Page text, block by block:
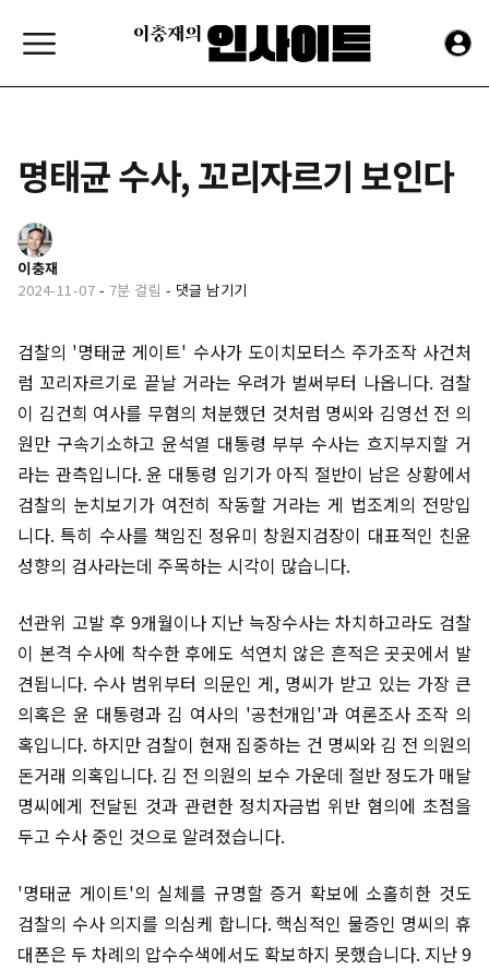
명태균 수사, 꼬리자르기 보인다
이충재
2024-11-07 - 7분 걸림 - 댓글 남기기
검찰의 '명태균 게이트' 수사가 도이치모터스 주가조작 사건처
럼 꼬리자르기로 끝날 거라는 우려가 벌써부터 나옵니다. 검찰
이 김건희 여사를 무혐의 처분했던 것처럼 명씨와 김영선 전 의
원만 구속기소하고 윤석열 대통령 부부 수사는 흐지부지할 거
라는 관측입니다. 윤 대통령 임기가 아직 절반이 남은 상황에서
검찰의 눈치보기가 여전히 작동할 거라는 게 법조계의 전망입
니다. 특히 수사를 책임진 정유미 창원지검장이 대표적인 친윤
성향의 검사라는데 주목하는 시각이 많습니다.
선관위 고발 후 9개월이나 지난 늑장수사는 차치하고라도 검찰
이 본격 수사에 착수한 후에도 석연치 않은 흔적은 곳곳에서 발
견됩니다. 수사 범위부터 의문인 게, 명씨가 받고 있는 가장 큰
의혹은 윤 대통령과 김 여사의 '공천개입'과 여론조사 조작 의
혹입니다. 하지만 검찰이 현재 집중하는 건 명씨와 김 전 의원의
돈거래 의혹입니다. 김 전 의원의 보수 가운데 절반 정도가 매달
명씨에게 전달된 것과 관련한 정치자금법 위반 혐의에 초점을
두고 수사 중인 것으로 알려졌습니다.
'명태균 게이트'의 실체를 규명할 증거 확보에 소홀히한 것도
검찰의 수사 의지를 의심케 합니다. 핵심적인 물증인 명씨의 휴
대폰은 두 차례의 압수수색에서도 확보하지 못했습니다. 지난 9